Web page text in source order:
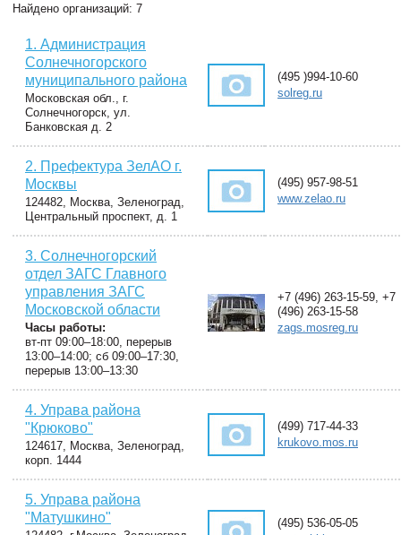
Найдено организаций: 7
1. Администрация
Солнечногорского
муниципального района
Московская обл., г.
Солнечногорск, ул.
Банковская д. 2
(495 )994-10-60
solreg.ru
2. Префектура ЗелАО г.
Москвы
124482, Москва, Зеленоград,
Центральный проспект, д. 1
(495) 957-98-51
www.zelao.ru
3. Солнечногорский
отдел ЗАГС Главного
управления ЗАГС
Московской области
Часы работы:
вт-пт 09:00–18:00, перерыв
13:00–14:00; сб 09:00–17:30,
перерыв 13:00–13:30
+7 (496) 263-15-59, +7
(496) 263-15-58
zags.mosreg.ru
4. Управа района
"Крюково"
124617, Москва, Зеленоград,
корп. 1444
(499) 717-44-33
krukovo.mos.ru
5. Управа района
"Матушкино"
(495) 536-05-05